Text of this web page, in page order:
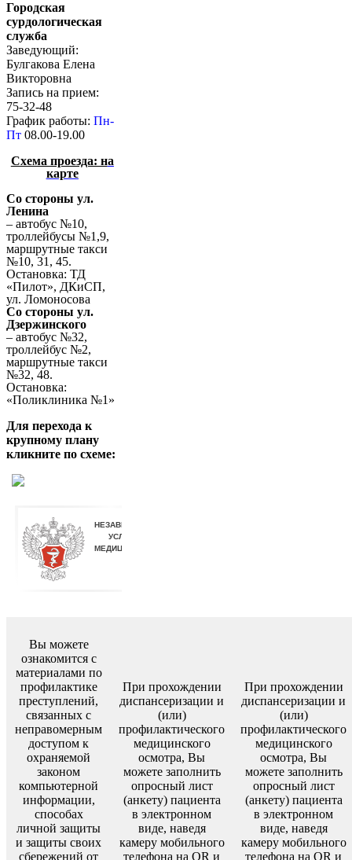
Городская
сурдологическая
служба
Заведующий:
Булгакова Елена
Викторовна
Запись на прием:
75-32-48
График работы: Пн-
Пт 08.00-19.00
Схема проезда: на
карте
Со стороны ул.
Ленина
– автобус №10,
троллейбусы №1,9,
маршрутные такси
№10, 31, 45.
Остановка: ТД
«Пилот», ДКиСП,
ул. Ломоносова
Со стороны ул.
Дзержинского
– автобус №32,
троллейбус №2,
маршрутные такси
№32, 48.
Остановка:
«Поликлиника №1»
Для перехода к
крупному плану
кликните по схеме:
Вы можете
ознакомится с
материалами по
профилактике
преступлений,
связанных с
неправомерным
доступом к
охраняемой
законом
компьютерной
информации,
способах
личной защиты
и защиты своих
сбережений от
При прохождении
диспансеризации и
(или)
профилактического
медицинского
осмотра, Вы
можете заполнить
опросный лист
(анкету) пациента
в электронном
виде, наведя
камеру мобильного
телефона на QR и
При прохождении
диспансеризации и
(или)
профилактического
медицинского
осмотра, Вы
можете заполнить
опросный лист
(анкету) пациента
в электронном
виде, наведя
камеру мобильного
телефона на QR и